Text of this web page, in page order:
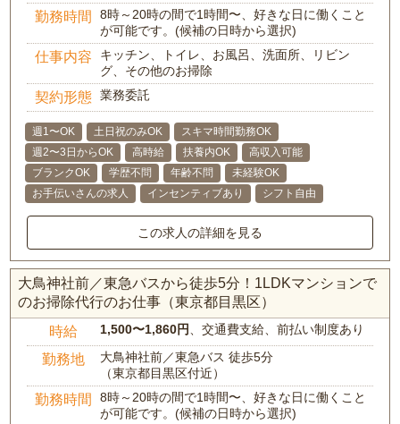
勤務時間
8時～20時の間で1時間〜、好きな日に働くこと
が可能です。(候補の日時から選択)
仕事内容
キッチン、トイレ、お風呂、洗面所、リビン
グ、その他のお掃除
契約形態 業務委託
週1〜OK 土日祝のみOK
スキマ時間勤務OK
週2〜3日からOK
高時給 扶養内OK
高収入可能
ブランクOK
学歴不問 年齢不問
未経験OK
お手伝いさんの求人
インセンティブあり シフト自由
この求人の詳細を見る
大鳥神社前／東急バスから徒歩5分！1LDKマンションで
のお掃除代行のお仕事（東京都目黒区）
時給 1,500〜1,860円 、交通費支給、前払い制度あり
勤務地
大鳥神社前／東急バス 徒歩5分
（東京都目黒区付近）
勤務時間
8時～20時の間で1時間〜、好きな日に働くこと
が可能です。(候補の日時から選択)